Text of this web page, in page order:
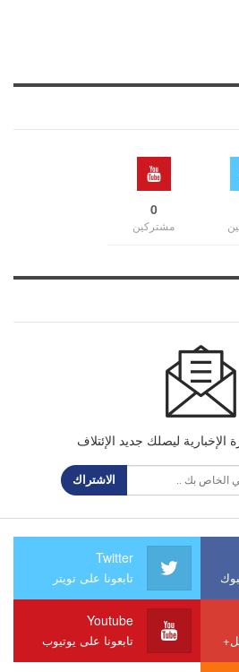
0
مشتركين
ليصلك جديد الإئتلاف
الاشتراك
Twitter
تابعونا على تويتر
Youtube
تابعونا على يوتيوب